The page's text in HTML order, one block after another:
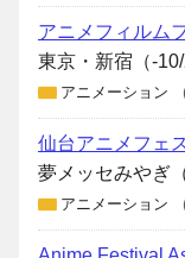
アニメフィルム
東京・新宿（-10/
アニメーション
仙台アニメフェ
夢メッセみやぎ
アニメーション